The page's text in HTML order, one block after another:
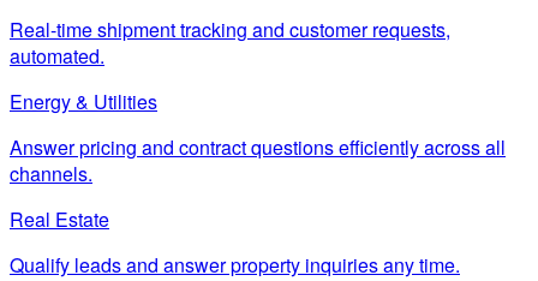
Real-time shipment tracking and customer requests,
automated.
Energy & Utilities
Answer pricing and contract questions efficiently across all
channels.
Real Estate
Qualify leads and answer property inquiries any time.